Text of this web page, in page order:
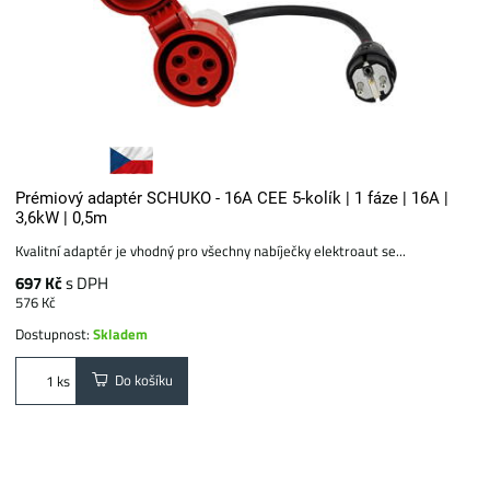
Prémiový adaptér SCHUKO - 16A CEE 5-kolík | 1 fáze | 16A |
3,6kW | 0,5m
Kvalitní adaptér je vhodný pro všechny nabíječky elektroaut se...
697 Kčs DPH
576 Kč
Dostupnost:Skladem
ks Do košíku